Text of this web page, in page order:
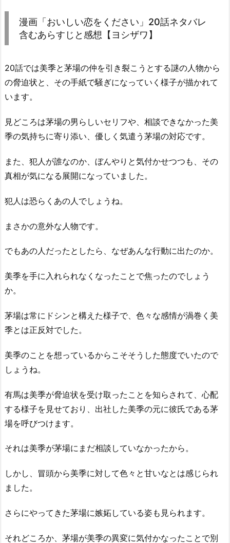
漫画「おいしい恋をください」20話ネタバレ
含むあらすじと感想【ヨシザワ】
20話では美季と茅場の仲を引き裂こうとする謎の人物から
の脅迫状と、その手紙で騒ぎになっていく様子が描かれて
います。
見どころは茅場の男らしいセリフや、相談できなかった美
季の気持ちに寄り添い、優しく気遣う茅場の対応です。
また、犯人が誰なのか、ぼんやりと気付かせつつも、その
真相が気になる展開になっていました。
犯人は恐らくあの人でしょうね。
まさかの意外な人物です。
でもあの人だったとしたら、なぜあんな行動に出たのか。
美季を手に入れられなくなったことで焦ったのでしょう
か。
茅場は常にドシンと構えた様子で、色々な感情が渦巻く美
季とは正反対でした。
美季のことを想っているからこそそうした態度でいたので
しょうね。
有馬は美季が脅迫状を受け取ったことを知らされて、心配
する様子を見せており、出社した美季の元に彼氏である茅
場を呼びつけます。
それは美季が茅場にまだ相談していなかったから。
しかし、冒頭から美季に対して色々と甘いなとは感じられ
ました。
さらにやってきた茅場に嫉妬している姿も見られます。
それどころか、茅場が美季の異変に気付かなったことで別